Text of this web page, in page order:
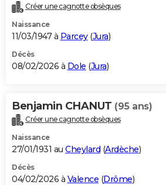
Créer une cagnotte obsèques
Naissance
11/03/1947 à Parcey(Jura)
Décès
08/02/2026 à Dole (Jura)
Benjamin CHANUT (95 ans)
Créer une cagnotte obsèques
Naissance
27/01/1931 au Cheylard (Ardèche)
Décès
04/02/2026 à Valence (Drôme)